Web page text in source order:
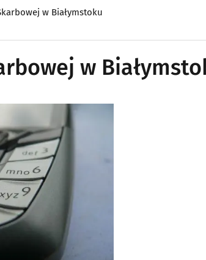
w Białymstoku
w